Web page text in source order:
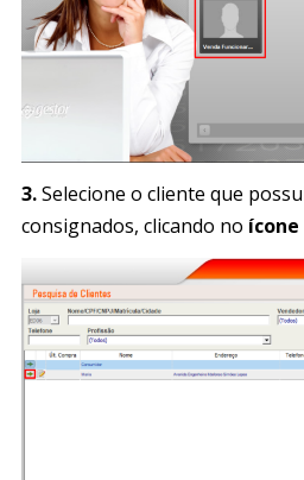
3.Selecione o cliente que
consignados, clicando no ícone